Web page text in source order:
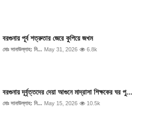
বরগুনায় পূর্ব শত্রুতার জেরে কুপিয়ে জখম
মোঃ সানাউল্লাহ: নি... May 31, 2026 6.8k
বরগুনায় দূর্বৃত্তদের দেয়া আগুনে মাদ্রাসা শিক্ষকের ঘর পু...
মোঃ সানাউল্লাহ: নি... May 15, 2026 10.5k